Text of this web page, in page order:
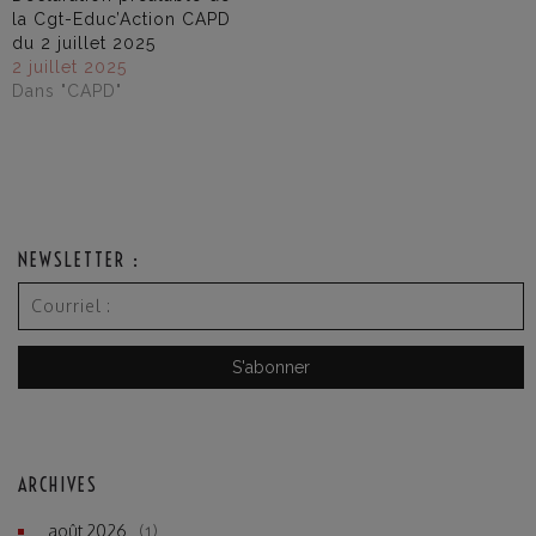
la Cgt-Educ’Action CAPD
du 2 juillet 2025
2 juillet 2025
Dans "CAPD"
NEWSLETTER :
ARCHIVES
août 2026 (1)